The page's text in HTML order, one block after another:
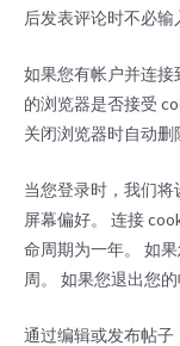
后发表评论时不必输
如果您有帐户并连接
的浏览器是否接受
关闭浏览器时自动删
当您登录时，我们
屏幕偏好。 连接
命周期为一年。 如
周。 如果您退出您
通过编辑或发布帖子